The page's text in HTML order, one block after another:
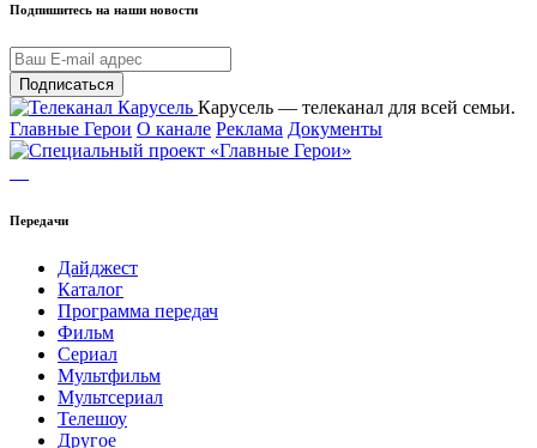
Подпишитесь на наши новости
Подписаться
Карусель — телеканал для всей семьи.
Главные Герои О канале Реклама Документы
Передачи
Дайджест
Каталог
Программа передач
Фильм
Сериал
Мультфильм
Мультсериал
Телешоу
Другое